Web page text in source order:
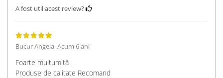
A fost util acest review?
Bucur Angela,Acum 6 ani
Foarte mulțumită
Produse de calitate Recomand